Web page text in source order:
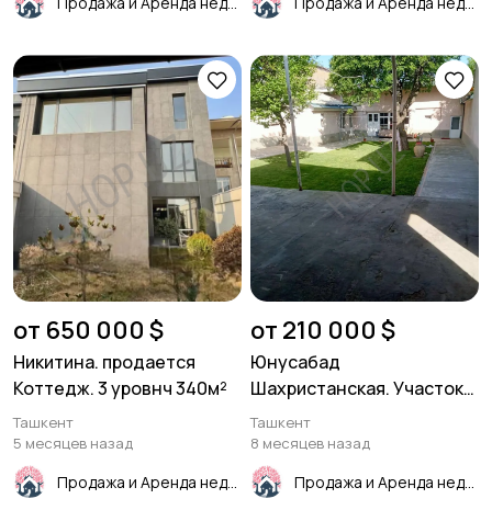
от 650 000 $
Никитина. продается
Коттедж. 3 уровнч 340м²
Ташкент
5 месяцев назад
от 210 000 $
Юнусабад
Шахристанская. Участок
4.52 соток. с домом. 93м²
6 комнат.
Ташкент
8 месяцев назад